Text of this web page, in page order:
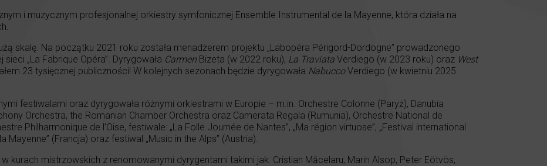
i muzycznym profesjonalnej orkiestry symfonicznej Ensemble Instrumental de la Mayenne, która działa na
skalę. Na początku 2021 roku została menadżerem projektu „Labopéra Périgord-Dordogne” prowadzonego
„La Fabrique Opéra”. Dyrygowała Carmen Bizeta (w 2022 roku), La Traviata Verdiego (w 2023 roku) oraz West
23 tysięcznej publiczności! W kolejnych sezonach będzie dyrygowała NabuccoVerdiego (w kwietniu 2025
festiwalami oraz dyrygowała różnymi orkiestrami w Europie – m.in. Orchestre Colonne (Paryż), Danubia
Orchestra, the Romanian Chamber Orchestra oraz Camerata Regala (Rumunia), Orchestre National de
Philharmonique de l’Oise, festiwale: „La Folle Journée de Nantes”, „Ma région virtuose”, „Festival international
Mayenne” (Francja) oraz festiwal „Music in the Alps” (Austria).
kurach mistrzowskich z renomowanymi dyrygentami takimi jak: Cristian Măcelaru, Marin Alsop, Peter Eötvös,